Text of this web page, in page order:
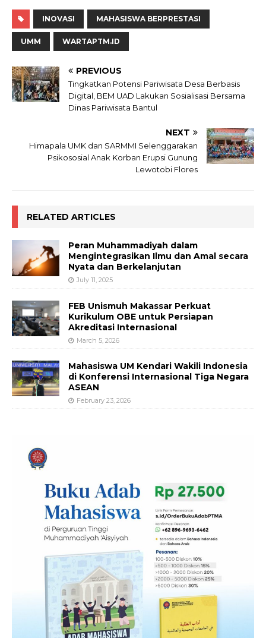
INOVASI MAHASISWA BERPRESTASI
UMM WARTAPTM.ID
PREVIOUS
Tingkatkan Potensi Pariwisata Desa Berbasis
Digital, BEM UAD Lakukan Sosialisasi Bersama
Dinas Pariwisata Bantul
NEXT
Himapala UMK dan SARMMI Selenggarakan
Psikososial Anak Korban Erupsi Gunung
Lewotobi Flores
RELATED ARTICLES
Peran Muhammadiyah dalam
Mengintegrasikan Ilmu dan Amal secara
Nyata dan Berkelanjutan
July 11, 2025
FEB Unismuh Makassar Perkuat
Kurikulum OBE untuk Persiapan
Akreditasi Internasional
March 5, 2026
Mahasiswa UM Kendari Wakili Indonesia
di Konferensi Internasional Tiga Negara
ASEAN
February 23, 2026